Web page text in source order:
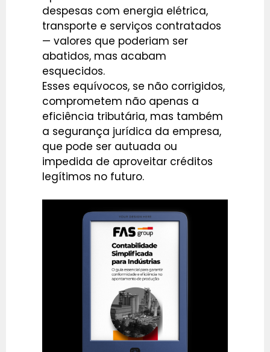
despesas com energia elétrica,
transporte e serviços contratados
— valores que poderiam ser
abatidos, mas acabam
esquecidos.
Esses equívocos, se não corrigidos,
comprometem não apenas a
eficiência tributária, mas também
a segurança jurídica da empresa,
que pode ser autuada ou
impedida de aproveitar créditos
legítimos no futuro.